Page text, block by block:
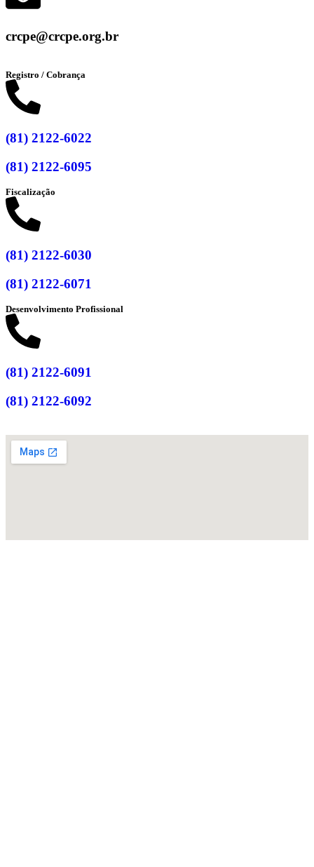
crcpe@crcpe.org.br
Registro / Cobrança
(81) 2122-6022
(81) 2122-6095
Fiscalização
(81) 2122-6030
(81) 2122-6071
Desenvolvimento Profissional
(81) 2122-6091
(81) 2122-6092